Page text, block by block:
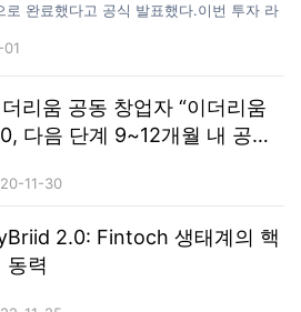
로 완료했다고 공식 발표했다.이번 투자 라
Currency Group, Binance
통해 AIX는 AI 퀀트 기술 고도화, 글로벌
생태계 구축 등 핵심 전략 과제의 실행 속도
. AIX는 미국 MSB(Money Services
성과 운영 투명성을 핵심 원칙으로 삼고
리움 공동 창업자 “이더리움
다음 단계 9~12개월 내 공개
11-30
2.0: Fintoch 생태계의 핵
동력